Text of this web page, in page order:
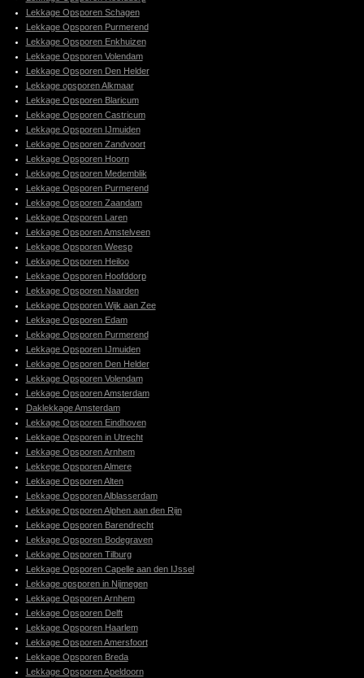
Lekkage Opsporen Schagen
Lekkage Opsporen Purmerend
Lekkage Opsporen Enkhuizen
Lekkage Opsporen Volendam
Lekkage Opsporen Den Helder
Lekkage opsporen Alkmaar
Lekkage Opsporen Blaricum
Lekkage Opsporen Castricum
Lekkage Opsporen IJmuiden
Lekkage Opsporen Zandvoort
Lekkage Opsporen Hoorn
Lekkage Opsporen Medemblik
Lekkage Opsporen Purmerend
Lekkage Opsporen Zaandam
Lekkage Opsporen Laren
Lekkage Opsporen Amstelveen
Lekkage Opsporen Weesp
Lekkage Opsporen Heiloo
Lekkage Opsporen Hoofddorp
Lekkage Opsporen Naarden
Lekkage Opsporen Wijk aan Zee
Lekkage Opsporen Edam
Lekkage Opsporen Purmerend
Lekkage Opsporen IJmuiden
Lekkage Opsporen Den Helder
Lekkage Opsporen Volendam
Lekkage Opsporen Amsterdam
Daklekkage Amsterdam
Lekkage Opsporen Eindhoven
Lekkage Opsporen in Utrecht
Lekkage Opsporen Arnhem
Lekkege Opsporen Almere
Lekkage Opsporen Alten
Lekkage Opsporen Alblasserdam
Lekkage Opsporen Alphen aan den Rijn
Lekkage Opsporen Barendrecht
Lekkage Opsporen Bodegraven
Lekkage Opsporen Tilburg
Lekkage Opsporen Capelle aan den IJssel
Lekkage opsporen in Nijmegen
Lekkage Opsporen Arnhem
Lekkage Opsporen Delft
Lekkage Opsporen Haarlem
Lekkage Opsporen Amersfoort
Lekkage Opsporen Breda
Lekkage Opsporen Apeldoorn